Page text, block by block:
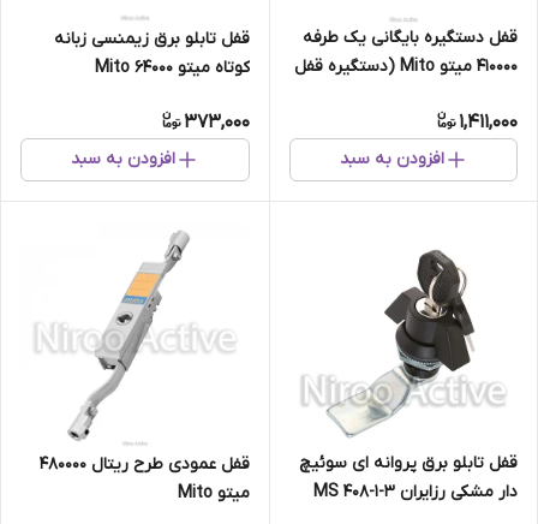
قفل دستگیره بایگانی یک طرفه
۴۱۰۰۰۰ میتو Mito (دستگیره قفل
1,411,000
افزودن به سبد
قفل تابلو برق زیمنسی زبانه
کوتاه میتو Mito 64000
373,000
افزودن به سبد
قفل تابلو برق پروانه ای سوئیچ
دار مشکی رزایران MS ۴۰۸-۱-۳
قفل عمودی طرح ریتال 480000
میتو Mito